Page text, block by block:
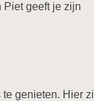
Piet geeft je zijn
genieten. Hier